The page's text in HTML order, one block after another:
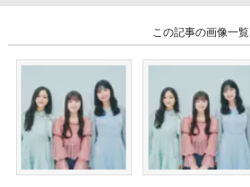
この記事の画像一覧